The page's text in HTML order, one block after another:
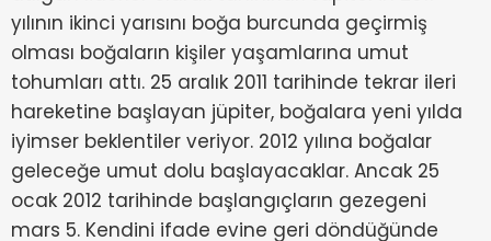
yılının ikinci yarısını boğa burcunda geçirmiş
olması boğaların kişiler yaşamlarına umut
tohumları attı. 25 aralık 2011 tarihinde tekrar ileri
hareketine başlayan jüpiter, boğalara yeni yılda
iyimser beklentiler veriyor. 2012 yılına boğalar
geleceğe umut dolu başlayacaklar. Ancak 25
ocak 2012 tarihinde başlangıçların gezegeni
mars 5. Kendini ifade evine geri döndüğünde